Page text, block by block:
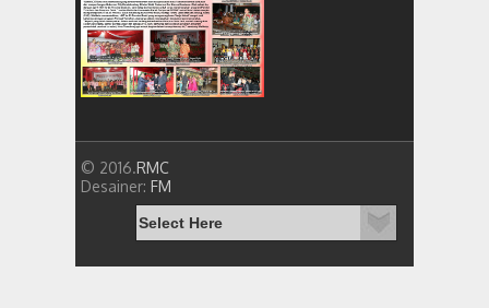
© 2016.RMC
Desainer: FM